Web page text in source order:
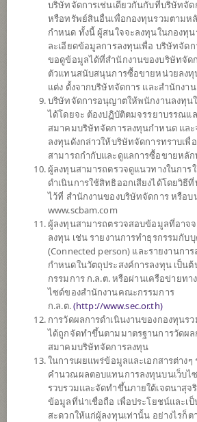
6
ตั้งแต่ต้นปี
มูลค่าหน่วยลงทุน
38.9754
-0.0747
ข้อมูล ณ วันที่ 6 ส.ค. 2569
ข้อมูลสรุป
ผลการดำเนินงาน
ข้อมูลการสั่งซื้อขาย
ดาวน์โหลดเอกสาร
ปฏิทินวันหยุด
นโยบาย
บริษัทจัดการเช่นเดียวกันกับที่บริษัทจั
หรือทรัพย์สินอื่นเพื่อกองทุนรวมตาม
กำหนด ทั้งนี้ ผู้สนใจจะลงทุนในกองทุ
ละเอียดข้อมูลการลงทุนเพื่อ บริษัทจัด
ขอดูข้อมูลได้ที่สำนักงานของบริษัทจัด
ตัวแทนสนับสนุนการซื้อขายหน่วยลงทุ
แต่ง ตั้งจากบริษัทจัดการ และสำนักงา
บริษัทจัดการอนุญาตให้พนักงานลงทุน
ได้โดยจะ ต้องปฏิบัติตมจรรยาบรรณแ
สมาคมบริษัทจัดการลงทุนกำหนด และ
ลงทุนดังกล่าวให้บริษัทจัดการทราบเพื่
สามารถกำกับและดูแลการซื้อขายหลั
ผู้ลงทุนสามารถตรวจดูแนวทางในการ
ดำเนินการใช้สิทธิออกเสียงได้โดยวิธี
ไว้ที่ สำนักงานของบริษัทจัดการ หรือบ
www.scbam.com
ผู้ลงทุนสามารถตรวจสอบข้อมูลที่อาจ
ลงทุน เช่น รายงานการทำธุรกรรมกับ
(Connected person) และรายงานกา
กำหนดในวัตถุประสงค์การลงทุน เป็น
กรรมการ ก.ล.ต. หรือผ่านเครือข่ายทา
ไซด์ของสำนักงานคณะกรรมการ
ก.ล.ต.(http://www.sec.or.th)
การวัดผลการดำเนินงานของกองทุนร
ได้ถูกจัดทำขึ้นตามมาตรฐานการวัดผล
สมาคมบริษัทจัดการลงทุน
ในการเผยแพร่ข้อมูลและเอกสารต่างๆ
คำนวณผลตอบแทนการลงทุนบนเว็บไ
รวบรวมและจัดทำขึ้นภายใต้เจตนาสุ
ข้อมูลที่น่าเชื่อถือ เพื่อประโยชน์และเ
สะดวกให้แก่ผู้ลงทุนเท่านั้น อย่างไรก็